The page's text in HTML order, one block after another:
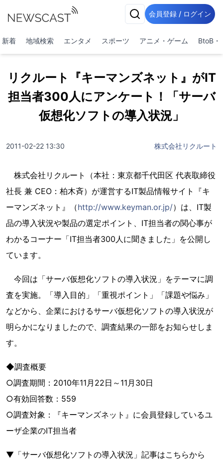
会員登録 / ログイン
新着 地域検索 エンタメ スポーツ アニメ・ゲーム BtoB・
リクルート『キーマンズネット』がIT
担当者300人にアンケート！「サーバ
仮想化ソフトの導入状況」
2011-02-22 13:30 株式会社リクルート
株式会社リクルート（本社：東京都千代田区 代表取締役
社長 兼 CEO：柏木斉）が運営するIT製品情報サイト『キ
ーマンズネット』（http://www.keyman.or.jp/）は、IT製
品の導入状況や製品の選定ポイント、IT担当者の関心事が
わかるコーナー「IT担当者300人に聞きました」を公開し
ています。
今回は「サーバ仮想化ソフトの導入状況」をテーマに調
査を実施。「導入目的」「重視ポイント」「課題や悩み」
などから、企業におけるサーバ仮想化ソフトの導入状況が
明らかになりましたので、調査結果の一部をお知らせしま
す。
◆調査概要
○調査期間：2010年11月22日～11月30日
○有効回答数：559
○調査対象：『キーマンズネット』に会員登録しているユ
ーザ企業のIT担当者
▼「サーバ仮想化ソフトの導入状況」記事はこちらから